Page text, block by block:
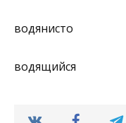
водянисто
водящийся